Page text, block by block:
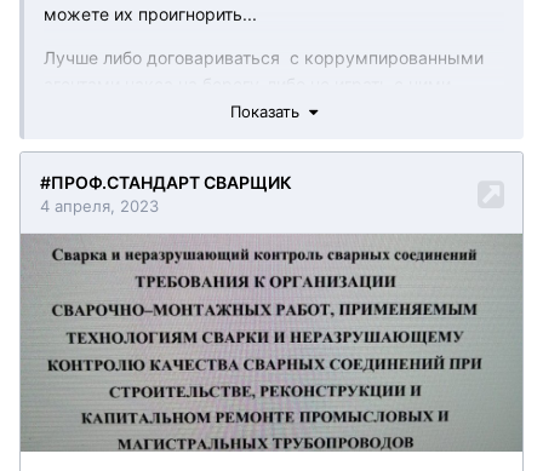
можете их проигнорить...
Лучше либо договариваться с коррумпированными
Я вот не играю на данный момент-хорошо то как
Странно, что наксу до сих пор не дали статус
Показать